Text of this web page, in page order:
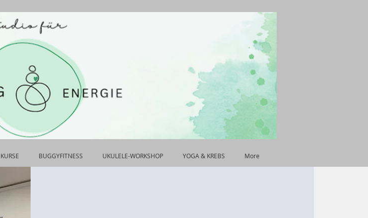
KURSE BUGGYFITNESS UKULELE-WORKSHOP YOGA & KREBS More